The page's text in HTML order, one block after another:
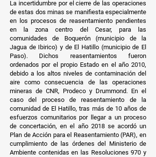
La incertidumbre por el cierre de las operaciones
de estas dos minas se manifiesta especialmente
en los procesos de reasentamiento pendientes
en la zona centro del Cesar, para las
comunidades de Boquerón (municipio de la
Jagua de Ibirico) y de El Hatillo (municipio de El
Paso). Dichos reasentamientos fueron
ordenados por el propio Estado en el año 2010,
debido a los altos niveles de contaminación del
aire como consecuencia de las operaciones
mineras de CNR, Prodeco y Drummond. En el
caso del proceso de reasentamiento de la
comunidad de El Hatillo, tras más de 10 años de
esfuerzos comunitarios por llegar a un proceso
de concertación, en el año 2018 se acordó un
Plan de Acción para el Reasentamiento (PAR), en
cumplimiento de las órdenes del Ministerio de
Ambiente contenidas en las Resoluciones 970 y